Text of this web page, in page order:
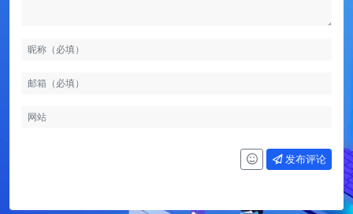
发布评论